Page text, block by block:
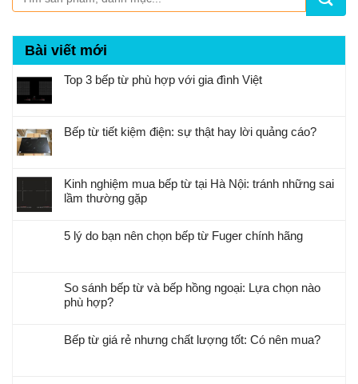
Bài viết mới
Top 3 bếp từ phù hợp với gia đình Việt
Bếp từ tiết kiệm điện: sự thật hay lời quảng cáo?
Kinh nghiệm mua bếp từ tại Hà Nội: tránh những sai
lầm thường gặp
5 lý do bạn nên chọn bếp từ Fuger chính hãng
So sánh bếp từ và bếp hồng ngoại: Lựa chọn nào
phù hợp?
Bếp từ giá rẻ nhưng chất lượng tốt: Có nên mua?